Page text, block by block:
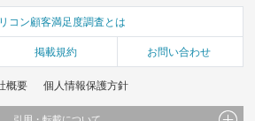
コン顧客満足度調査とは
掲載規約 お問い合わせ
概要 個人情報保護方針
引用・転載について